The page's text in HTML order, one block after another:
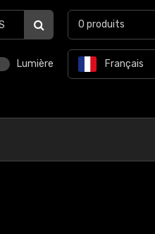
Lumière Français
0 produits